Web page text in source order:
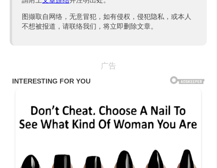
图撷取自网络，无意冒犯，如有侵权，侵犯隐私，或本人
不想被报道，请联络我们，将立即删除文章。
广告